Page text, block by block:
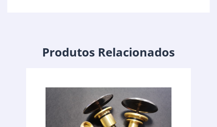
Produtos Relacionados